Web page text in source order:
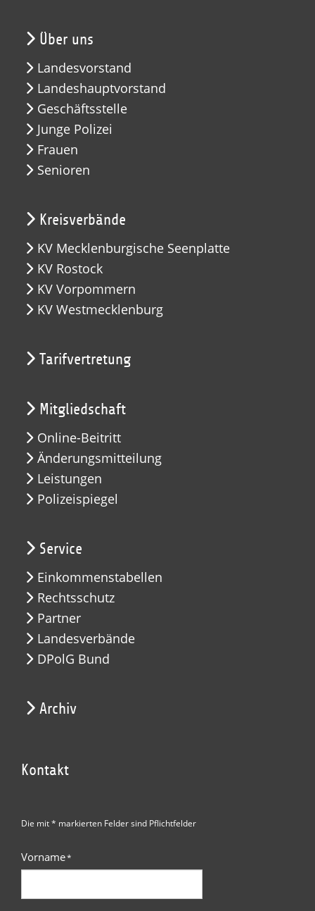
Über uns
Landesvorstand
Landeshauptvorstand
Geschäftsstelle
Junge Polizei
Frauen
Senioren
Kreisverbände
KV Mecklenburgische Seenplatte
KV Rostock
KV Vorpommern
KV Westmecklenburg
Tarifvertretung
Mitgliedschaft
Online-Beitritt
Änderungsmitteilung
Leistungen
Polizeispiegel
Service
Einkommenstabellen
Rechtsschutz
Partner
Landesverbände
DPolG Bund
Archiv
Kontakt
Die mit * markierten Felder sind Pflichtfelder
Vorname*